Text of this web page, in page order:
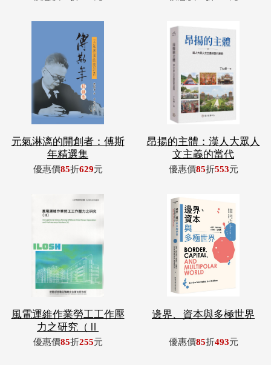
元氣淋漓的開創者：傅斯
年精選集
優惠價85折629元
昂揚的主體：漢人大眾人
文主義的當代
優惠價85折553元
風電運維作業勞工工作壓
力之研究（Ⅱ
優惠價85折255元
邊界、資本與多極世界
優惠價85折493元